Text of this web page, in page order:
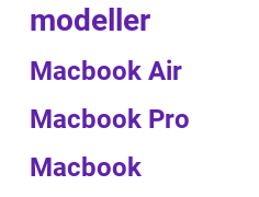
modeller
Macbook Air
Macbook Pro
Macbook